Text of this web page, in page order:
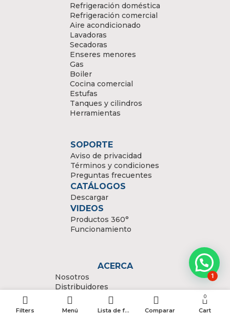
Refrigeración doméstica
Refrigeración comercial
Aire acondicionado
Lavadoras
Secadoras
Enseres menores
Gas
Boiler
Cocina comercial
Estufas
Tanques y cilindros
Herramientas
SOPORTE
Aviso de privacidad
Términos y condiciones
Preguntas frecuentes
CATÁLOGOS
Descargar
VIDEOS
Productos 360°
Funcionamiento
ACERCA
Nosotros
Distribuidores
Filters Menú Lista de favoritos Comparar
0
Cart
1